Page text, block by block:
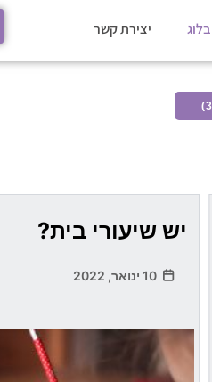
בלוג יצירת קשר
יש שיעורי בית?